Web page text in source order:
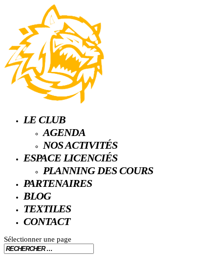
LE CLUB
AGENDA
NOS ACTIVITÉS
ESPACE LICENCIÉS
PLANNING DES COURS
PARTENAIRES
BLOG
TEXTILES
CONTACT
Sélectionner une page